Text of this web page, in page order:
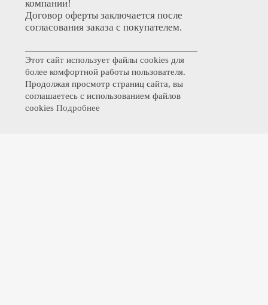
компании!
Договор оферты заключается после
согласования заказа с покупателем.
Этот сайт использует файлы cookies для
более комфортной работы пользователя.
Продолжая просмотр страниц сайта, вы
соглашаетесь с использованием файлов
cookies Подробнее